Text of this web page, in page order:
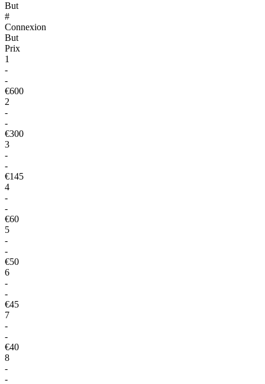
But
#
Connexion
But
Prix
1
-
-
€600
2
-
-
€300
3
-
-
€145
4
-
-
€60
5
-
-
€50
6
-
-
€45
7
-
-
€40
8
-
-